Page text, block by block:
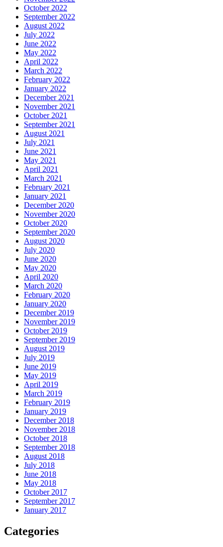
October 2022
September 2022
August 2022
July 2022
June 2022
May 2022
April 2022
March 2022
February 2022
January 2022
December 2021
November 2021
October 2021
September 2021
August 2021
July 2021
June 2021
May 2021
April 2021
March 2021
February 2021
January 2021
December 2020
November 2020
October 2020
September 2020
August 2020
July 2020
June 2020
May 2020
April 2020
March 2020
February 2020
January 2020
December 2019
November 2019
October 2019
September 2019
August 2019
July 2019
June 2019
May 2019
April 2019
March 2019
February 2019
January 2019
December 2018
November 2018
October 2018
September 2018
August 2018
July 2018
June 2018
May 2018
October 2017
September 2017
January 2017
Categories